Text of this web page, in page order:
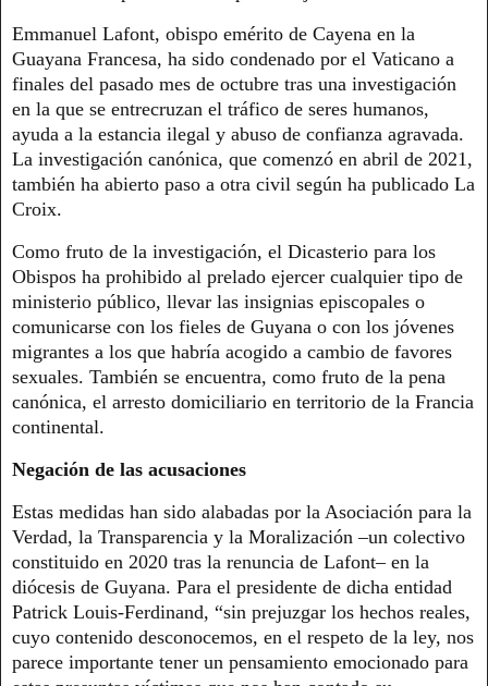
Emmanuel Lafont, obispo emérito de Cayena en la
Guayana Francesa, ha sido condenado por el Vaticano a
finales del pasado mes de octubre tras una investigación
en la que se entrecruzan el tráfico de seres humanos,
ayuda a la estancia ilegal y abuso de confianza agravada.
La investigación canónica, que comenzó en abril de 2021,
también ha abierto paso a otra civil según ha publicado La
Croix.
Como fruto de la investigación, el Dicasterio para los
Obispos ha prohibido al prelado ejercer cualquier tipo de
ministerio público, llevar las insignias episcopales o
comunicarse con los fieles de Guyana o con los jóvenes
migrantes a los que habría acogido a cambio de favores
sexuales. También se encuentra, como fruto de la pena
canónica, el arresto domiciliario en territorio de la Francia
continental.
Negación de las acusaciones
Estas medidas han sido alabadas por la Asociación para la
Verdad, la Transparencia y la Moralización –un colectivo
constituido en 2020 tras la renuncia de Lafont– en la
diócesis de Guyana. Para el presidente de dicha entidad
Patrick Louis-Ferdinand, “sin prejuzgar los hechos reales,
cuyo contenido desconocemos, en el respeto de la ley, nos
parece importante tener un pensamiento emocionado para